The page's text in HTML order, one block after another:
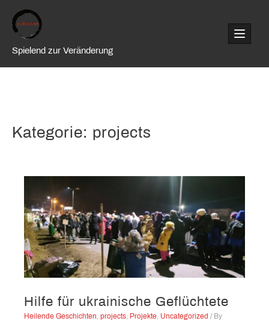
content
Spielend zur Veränderung
Kategorie: projects
Hilfe für ukrainische Geflüchtete
Heilende Geschichten, projects, Projekte, Uncategorized / By